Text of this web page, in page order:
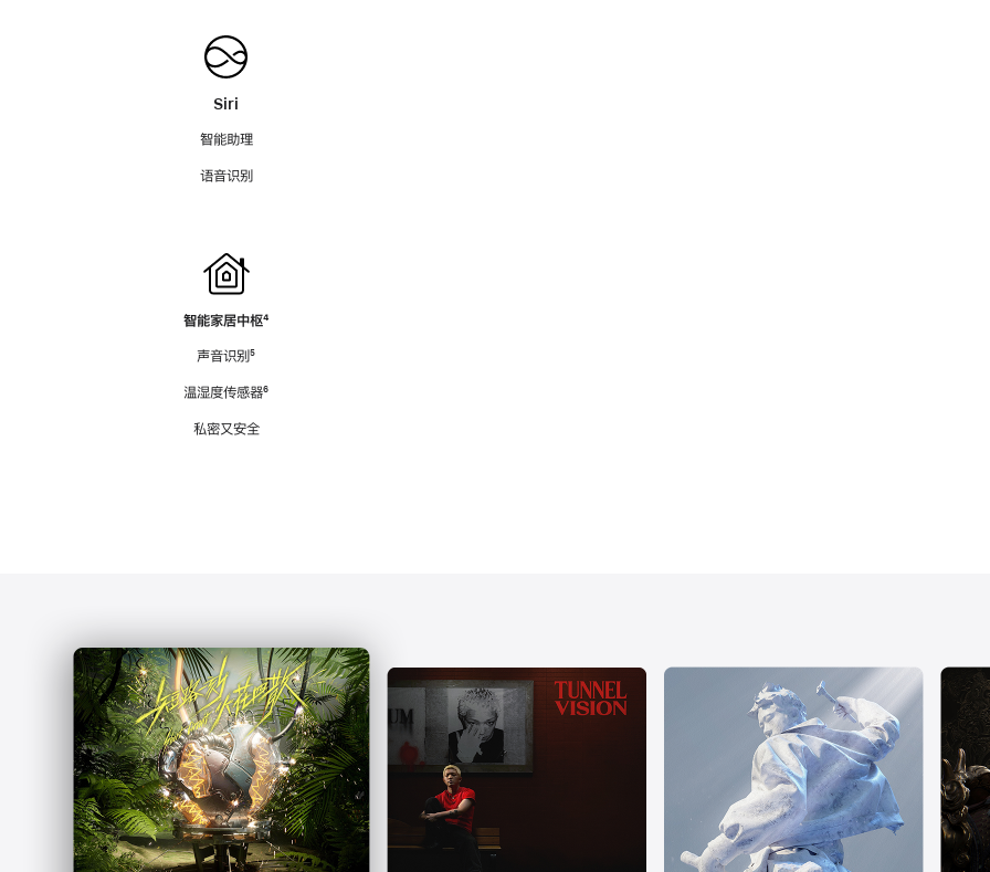
Siri
智能助理
语音识别
智能家居中枢脚
⁴
声音识别脚
⁵
温湿度传感器脚
⁶
私密又安全